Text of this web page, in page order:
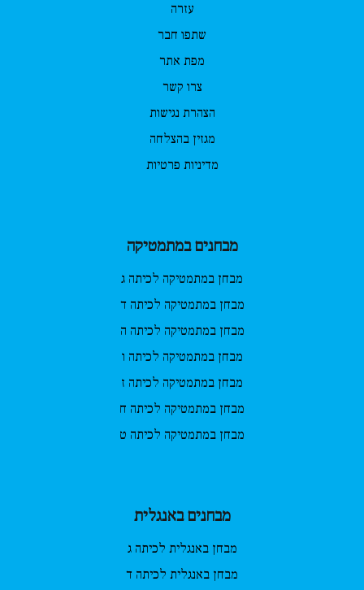
עזרה
שתפו חבר
מפת אתר
צרו קשר
הצהרת נגישות
מגזין בהצלחה
מדיניות פרטיות
מבחנים במתמטיקה
מבחן במתמטיקה לכיתה ג
מבחן במתמטיקה לכיתה ד
מבחן במתמטיקה לכיתה ה
מבחן במתמטיקה לכיתה ו
מבחן במתמטיקה לכיתה ז
מבחן במתמטיקה לכיתה ח
מבחן במתמטיקה לכיתה ט
מבחנים באנגלית
מבחן באנגלית לכיתה ג
מבחן באנגלית לכיתה ד